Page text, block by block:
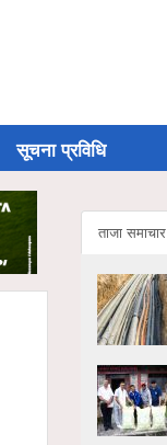
सूचना प्रविधि
ताजा समाचार